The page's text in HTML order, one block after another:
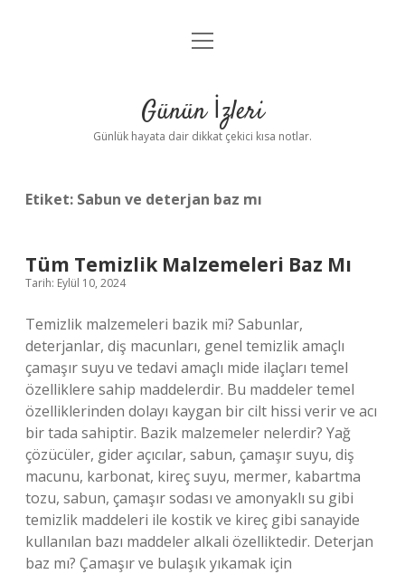
Anasayfa
Yasal Uyarı
menüyü
Günün İzleri
Günlük hayata dair dikkat çekici kısa notlar.
Etiket: Sabun ve deterjan baz mı
Tüm Temizlik Malzemeleri Baz Mı
Tarih: Eylül 10, 2024
Temizlik malzemeleri bazik mi? Sabunlar,
deterjanlar, diş macunları, genel temizlik amaçlı
çamaşır suyu ve tedavi amaçlı mide ilaçları temel
özelliklere sahip maddelerdir. Bu maddeler temel
özelliklerinden dolayı kaygan bir cilt hissi verir ve acı
bir tada sahiptir. Bazik malzemeler nelerdir? Yağ
çözücüler, gider açıcılar, sabun, çamaşır suyu, diş
macunu, karbonat, kireç suyu, mermer, kabartma
tozu, sabun, çamaşır sodası ve amonyaklı su gibi
temizlik maddeleri ile kostik ve kireç gibi sanayide
kullanılan bazı maddeler alkali özelliktedir. Deterjan
baz mı? Çamaşır ve bulaşık yıkamak için